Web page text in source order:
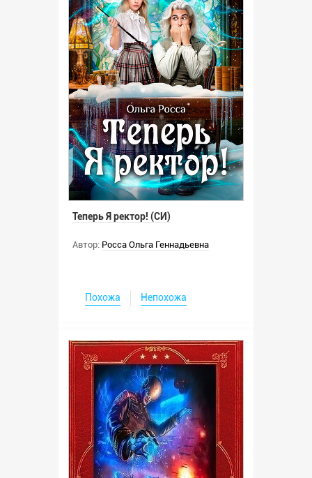
Теперь Я ректор! (СИ)
Автор: Росса Ольга Геннадьевна
Похожа Непохожа